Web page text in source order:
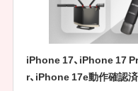
iPhone 17、iPhone 17
r、iPhone 17e動作確認